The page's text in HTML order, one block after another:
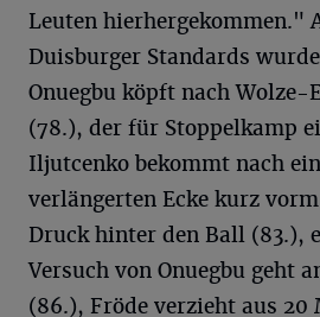
Leuten hierhergekommen."
Duisburger Standards
Onuegbu köpft nach Wolze-
(78.), der für Stoppelkamp
Iljutcenko bekommt nach
verlängerten Ecke kurz
Druck hinter den Ball (83.),
Versuch von Onuegbu geht
(86.), Fröde verzieht aus 20